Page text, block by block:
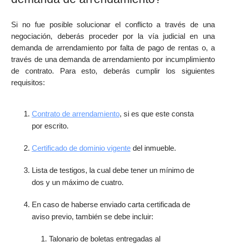
Si no fue posible solucionar el conflicto a través de una
negociación, deberás proceder por la vía judicial en una
demanda de arrendamiento por falta de pago de rentas o, a
través de una demanda de arrendamiento por incumplimiento
de contrato. Para esto, deberás cumplir los siguientes
requisitos:
Contrato de arrendamiento, si es que este consta
por escrito.
Certificado de dominio vigentedel inmueble.
Lista de testigos, la cual debe tener un mínimo de
dos y un máximo de cuatro.
En caso de haberse enviado carta certificada de
aviso previo, también se debe incluir:
Talonario de boletas entregadas al